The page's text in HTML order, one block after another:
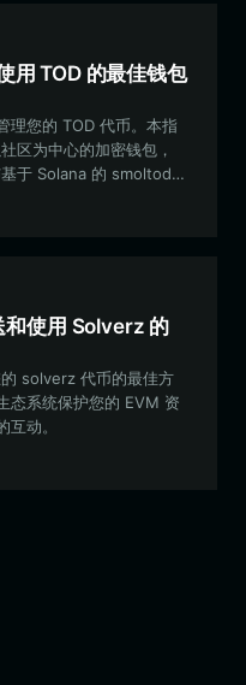
用 TOD 的最佳钱包
理您的 TOD 代币。本指
区为中心的加密钱包，
于 Solana 的 smoltod
使用 Solverz 的
solverz 代币的最佳方
态系统保护您的 EVM 资
动。